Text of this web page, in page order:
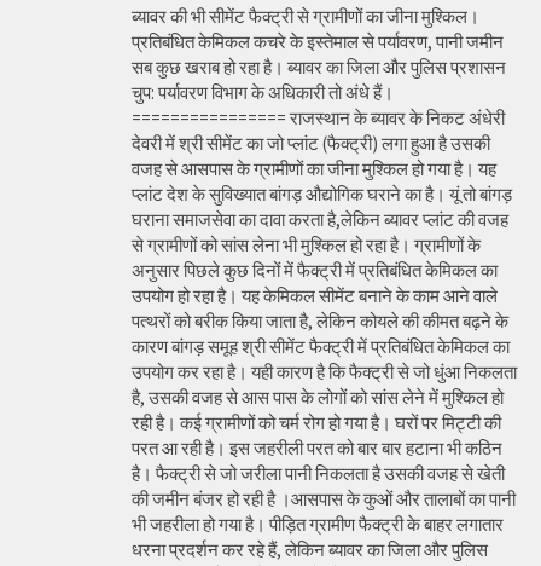
ब्यावर की भी सीमेंट फैक्ट्री से ग्रामीणों का जीना मुश्किल।
प्रतिबंधित केमिकल कचरे के इस्तेमाल से पर्यावरण, पानी जमीन
सब कुछ खराब हो रहा है। ब्यावर का जिला और पुलिस प्रशासन
चुप: पर्यावरण विभाग के अधिकारी तो अंधे हैं।
================ राजस्थान के ब्यावर के निकट अंधेरी
देवरी में श्री सीमेंट का जो प्लांट (फैक्ट्री) लगा हुआ है उसकी
वजह से आसपास के ग्रामीणों का जीना मुश्किल हो गया है। यह
प्लांट देश के सुविख्यात बांगड़ औद्योगिक घराने का है। यूं तो बांगड़
घराना समाजसेवा का दावा करता है,लेकिन ब्यावर प्लांट की वजह
से ग्रामीणों को सांस लेना भी मुश्किल हो रहा है। ग्रामीणों के
अनुसार पिछले कुछ दिनों में फैक्ट्री में प्रतिबंधित केमिकल का
उपयोग हो रहा है। यह केमिकल सीमेंट बनाने के काम आने वाले
पत्थरों को बरीक किया जाता है, लेकिन कोयले की कीमत बढ़ने के
कारण बांगड़ समूह श्री सीमेंट फैक्ट्री में प्रतिबंधित केमिकल का
उपयोग कर रहा है। यही कारण है कि फैक्ट्री से जो धुंआ निकलता
है, उसकी वजह से आस पास के लोगों को सांस लेने में मुश्किल हो
रही है। कई ग्रामीणों को चर्म रोग हो गया है। घरों पर मिट्टी की
परत आ रही है। इस जहरीली परत को बार बार हटाना भी कठिन
है। फैक्ट्री से जो जरीला पानी निकलता है उसकी वजह से खेती
की जमीन बंजर हो रही है ।आसपास के कुओं और तालाबों का पानी
भी जहरीला हो गया है। पीड़ित ग्रामीण फैक्ट्री के बाहर लगातार
धरना प्रदर्शन कर रहे हैं, लेकिन ब्यावर का जिला और पुलिस